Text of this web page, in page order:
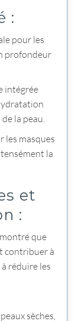
:
pour les
profondeur
intégrée
la peau.
les masques
la
et
:
que
contribuer à
réduire les
sèches,